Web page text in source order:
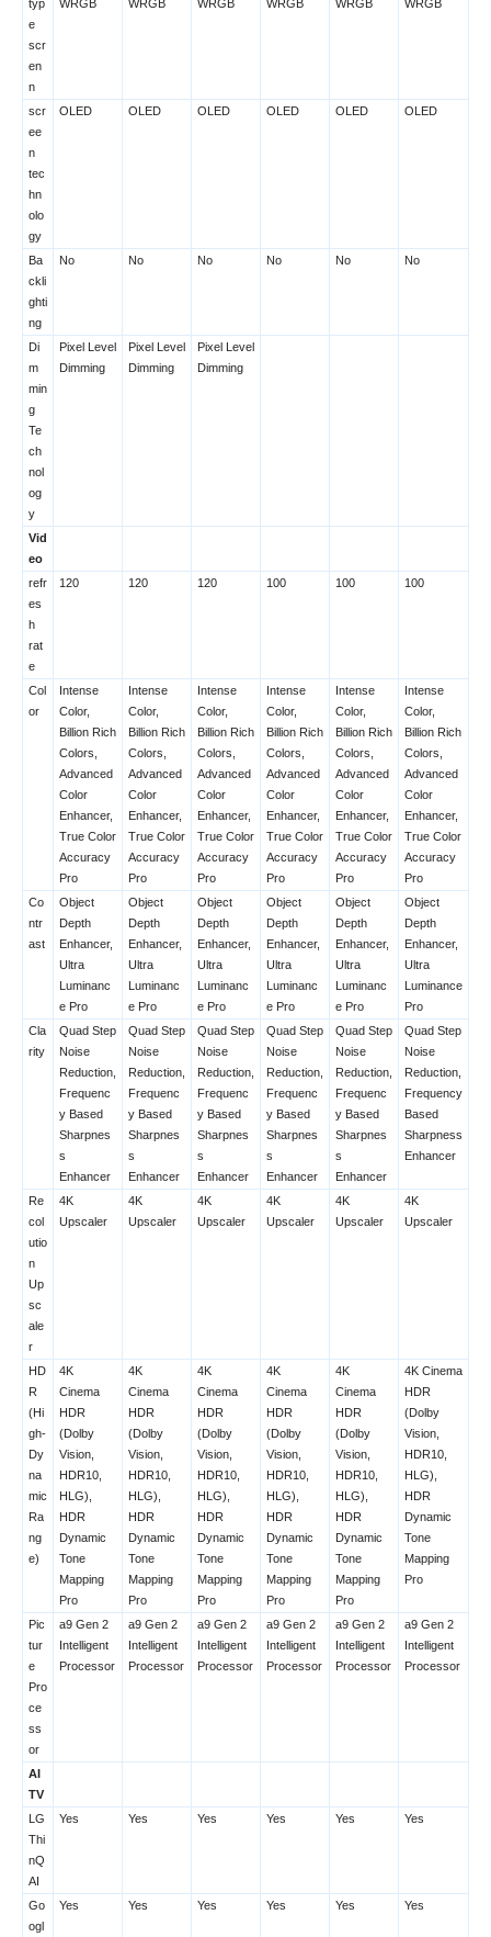
typ
e
scr
en
n
WRGB WRGB WRGB WRGB WRGB WRGB
scr
ee
n
tec
hn
olo
gy
OLED OLED OLED OLED OLED OLED
Ba
ckli
ghti
ng
No No No No No No
Di
m
min
g
Te
ch
nol
og
y
Pixel Level
Dimming
Pixel Level
Dimming
Pixel Level
Dimming
Vid
eo
refr
es
h
rat
e
120 120 120 100 100 100
Col
or
Intense
Color,
Billion Rich
Colors,
Advanced
Color
Enhancer,
True Color
Accuracy
Pro
Intense
Color,
Billion Rich
Colors,
Advanced
Color
Enhancer,
True Color
Accuracy
Pro
Intense
Color,
Billion Rich
Colors,
Advanced
Color
Enhancer,
True Color
Accuracy
Pro
Intense
Color,
Billion Rich
Colors,
Advanced
Color
Enhancer,
True Color
Accuracy
Pro
Intense
Color,
Billion Rich
Colors,
Advanced
Color
Enhancer,
True Color
Accuracy
Pro
Intense
Color,
Billion Rich
Colors,
Advanced
Color
Enhancer,
True Color
Accuracy
Pro
Co
ntr
ast
Object
Depth
Enhancer,
Ultra
Luminanc
e Pro
Object
Depth
Enhancer,
Ultra
Luminanc
e Pro
Object
Depth
Enhancer,
Ultra
Luminanc
e Pro
Object
Depth
Enhancer,
Ultra
Luminanc
e Pro
Object
Depth
Enhancer,
Ultra
Luminanc
e Pro
Object
Depth
Enhancer,
Ultra
Luminance
Pro
Cla
rity
Quad Step
Noise
Reduction,
Frequenc
y Based
Sharpnes
s
Enhancer
Quad Step
Noise
Reduction,
Frequenc
y Based
Sharpnes
s
Enhancer
Quad Step
Noise
Reduction,
Frequenc
y Based
Sharpnes
s
Enhancer
Quad Step
Noise
Reduction,
Frequenc
y Based
Sharpnes
s
Enhancer
Quad Step
Noise
Reduction,
Frequenc
y Based
Sharpnes
s
Enhancer
Quad Step
Noise
Reduction,
Frequency
Based
Sharpness
Enhancer
Re
col
utio
n
Up
sc
ale
r
4K
Upscaler
4K
Upscaler
4K
Upscaler
4K
Upscaler
4K
Upscaler
4K
Upscaler
HD
R
(Hi
gh-
Dy
na
mic
Ra
ng
e)
4K
Cinema
HDR
(Dolby
Vision,
HDR10,
HLG),
HDR
Dynamic
Tone
Mapping
Pro
4K
Cinema
HDR
(Dolby
Vision,
HDR10,
HLG),
HDR
Dynamic
Tone
Mapping
Pro
4K
Cinema
HDR
(Dolby
Vision,
HDR10,
HLG),
HDR
Dynamic
Tone
Mapping
Pro
4K
Cinema
HDR
(Dolby
Vision,
HDR10,
HLG),
HDR
Dynamic
Tone
Mapping
Pro
4K
Cinema
HDR
(Dolby
Vision,
HDR10,
HLG),
HDR
Dynamic
Tone
Mapping
Pro
4K Cinema
HDR
(Dolby
Vision,
HDR10,
HLG),
HDR
Dynamic
Tone
Mapping
Pro
Pic
tur
e
Pro
ce
ss
or
a9 Gen 2
Intelligent
Processor
a9 Gen 2
Intelligent
Processor
a9 Gen 2
Intelligent
Processor
a9 Gen 2
Intelligent
Processor
a9 Gen 2
Intelligent
Processor
a9 Gen 2
Intelligent
Processor
AI
TV
LG
Thi
nQ
AI
Yes Yes Yes Yes Yes Yes
Go
ogl
Yes Yes Yes Yes Yes Yes